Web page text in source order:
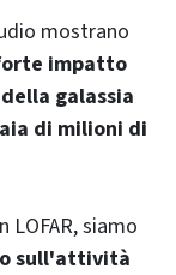
mostrano
impatto
galassia
di milioni di
siamo
sull'attività